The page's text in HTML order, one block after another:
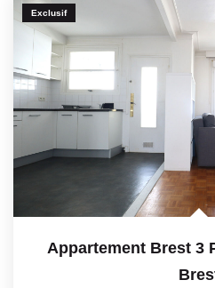
Exclusif
Appartement Brest 3